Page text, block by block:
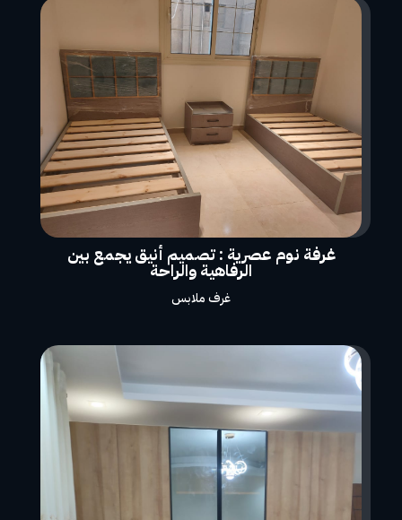
غرفة نوم عصرية : تصميم أنيق يجمع بين
الرفاهية والراحة
غرف ملابس